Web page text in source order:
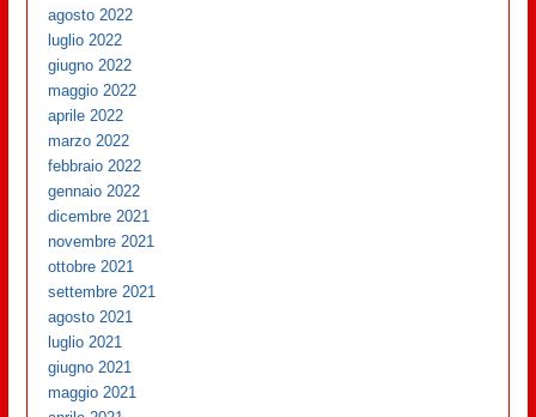
agosto 2022
luglio 2022
giugno 2022
maggio 2022
aprile 2022
marzo 2022
febbraio 2022
gennaio 2022
dicembre 2021
novembre 2021
ottobre 2021
settembre 2021
agosto 2021
luglio 2021
giugno 2021
maggio 2021